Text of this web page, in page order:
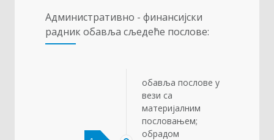
Административно - финансијски
радник обавља сљедеће послове:
обавља послове у
вези са
материјалним
пословањем;
обрадом